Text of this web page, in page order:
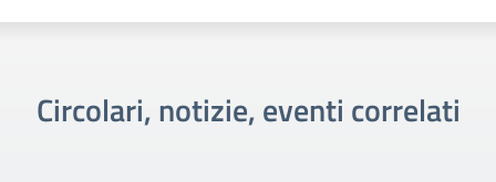
Circolari, notizie, eventi correlati